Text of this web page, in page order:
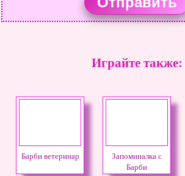
Играйте также:
Барби ветеринар
Запоминалка с
Барби